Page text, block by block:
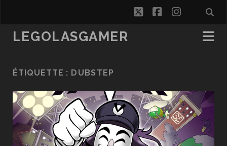
twitterfacebook
LEGOLASGAMER
ÉTIQUETTE : DUBSTEP